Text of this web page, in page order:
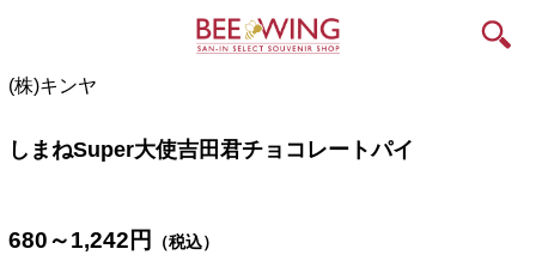
(株)キンヤ
しまねSuper大使吉田君チョコレートパイ
680～1,242 円